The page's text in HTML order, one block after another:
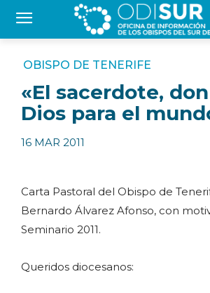
OBISPO DE TENERIFE
«El sacerdote,
Dios para el
16 MAR 2011
Carta Pastoral del Obispo de
Bernardo Álvarez Afonso, con
Seminario 2011.
Queridos diocesanos: